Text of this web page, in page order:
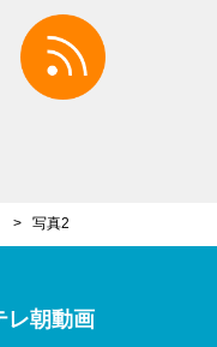
facebook
写真2
レ朝動画